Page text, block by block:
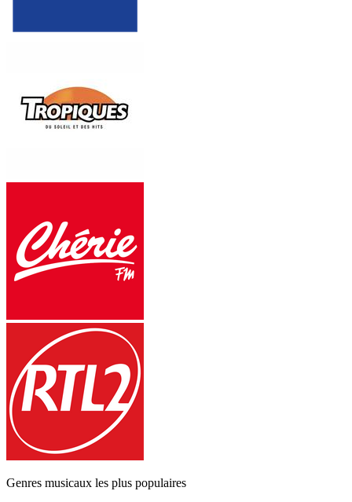
Genres musicaux les plus populaires